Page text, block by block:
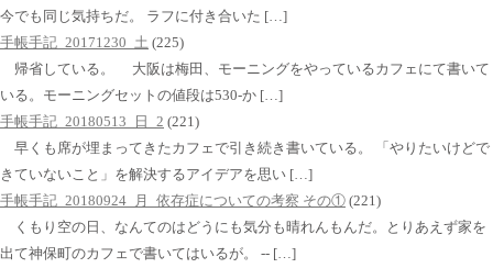
今でも同じ気持ちだ。 ラフに付き合いた […]
手帳手記_20171230_土 (225)
帰省している。 大阪は梅田、モーニングをやっているカフェにて書いて
いる。モーニングセットの値段は530-か […]
手帳手記_20180513_日_2 (221)
早くも席が埋まってきたカフェで引き続き書いている。 「やりたいけどで
きていないこと」を解決するアイデアを思い […]
手帳手記_20180924_月_依存症についての考察 その① (221)
くもり空の日、なんてのはどうにも気分も晴れんもんだ。とりあえず家を
出て神保町のカフェで書いてはいるが。 -- […]